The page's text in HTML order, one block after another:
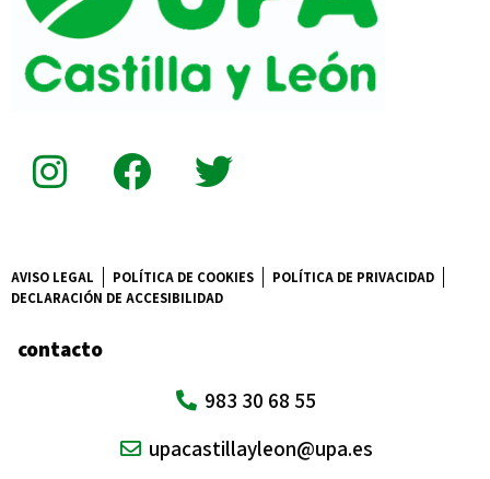
AVISO LEGAL POLÍTICA DE COOKIES
POLÍTICA DE PRIVACIDAD
DECLARACIÓN DE ACCESIBILIDAD
contacto
983 30 68 55
upacastillayleon@upa.es